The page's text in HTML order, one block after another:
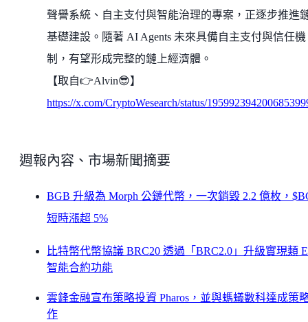
聲譽系統、自主支付與智能治理的專案，正逐步推進
基礎建設。隨著 AI Agents 未來具備自主支付與信任機
制，有望形成完整的鏈上經濟體。
【取自👉Alvin😎】
https://x.com/CryptoWesearch/status/
週報內容、市場新聞摘要
BGB 升級為 Morph 公鏈代幣，一次銷毀 2.2 億枚，
短時漲超 5%
比特幣代幣協議 BRC20 透過「BRC2.0」升級實現類
智能合約功能
雲鋒金融宣布策略投資 Pharos，並與螞蟻數科達成策
作